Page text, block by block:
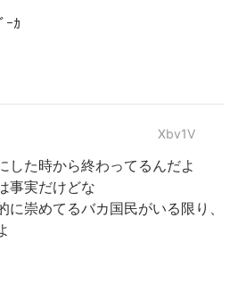
ｰｶ
Xbv1V
した時から終わってるんだよ
事実だけどな
崇めてるバカ国民がいる限り、